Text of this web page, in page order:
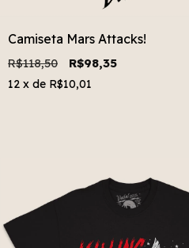
Camiseta Mars Attacks!
R$118,50 R$98,35
12 x de R$10,01